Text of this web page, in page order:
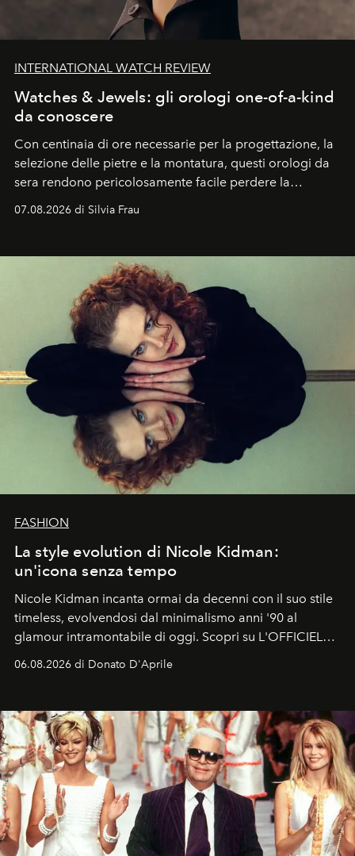
INTERNATIONAL WATCH REVIEW
Watches & Jewels: gli orologi one-of-a-kind
da conoscere
Con centinaia di ore necessarie per la progettazione, la
selezione delle pietre e la montatura, questi orologi da
sera rendono pericolosamente facile perdere la
cognizione del tempo. Ma con quadranti così
07.08.2026 di Silvia Frau
FASHION
La style evolution di Nicole Kidman:
un'icona senza tempo
Nicole Kidman incanta ormai da decenni con il suo stile
timeless, evolvendosi dal minimalismo anni '90 al
glamour intramontabile di oggi. Scopri su L'OFFICIEL
Italia la sua style evolution.
06.08.2026 di Donato D'Aprile